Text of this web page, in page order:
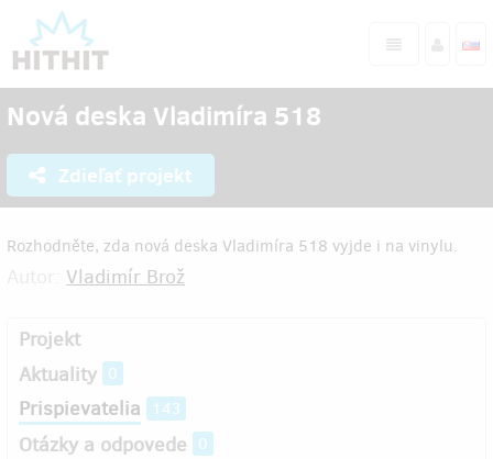
Nová deska Vladimíra 518
Zdieľať projekt
Rozhodněte, zda nová deska Vladimíra 518 vyjde i na vinylu.
Vladimír Brož
Projekt
Aktuality 0
Prispievatelia 143
Otázky a odpovede 0